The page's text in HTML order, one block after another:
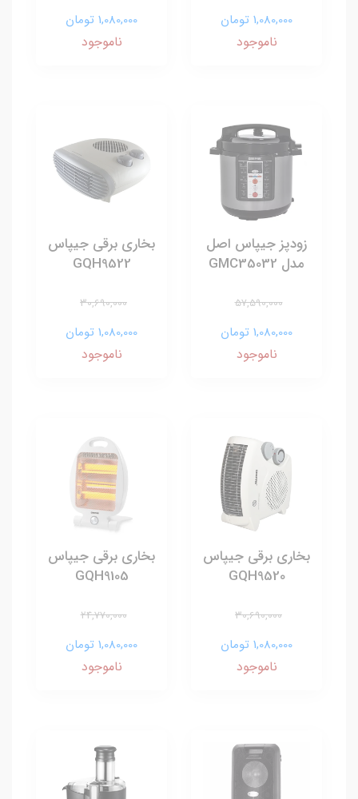
1,080,000 تومان
ناموجود
1,080,000 تومان
ناموجود
زودپز جیپاس اصل
مدل GMC35032
57,590,000
1,080,000 تومان
ناموجود
بخاری برقی جیپاس
GQH9522
30,690,000
1,080,000 تومان
ناموجود
بخاری برقی جیپاس
GQH9520
30,690,000
1,080,000 تومان
ناموجود
بخاری برقی جیپاس
GQH9105
24,770,000
1,080,000 تومان
ناموجود